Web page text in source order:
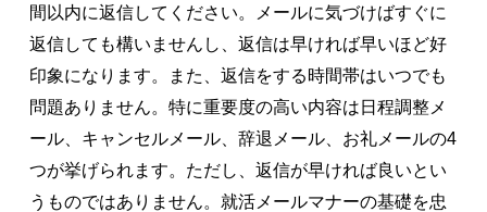
間以内に返信してください。メールに気づけばすぐに
返信しても構いませんし、返信は早ければ早いほど好
印象になります。また、返信をする時間帯はいつでも
問題ありません。特に重要度の高い内容は日程調整メ
ール、キャンセルメール、辞退メール、お礼メールの4
つが挙げられます。ただし、返信が早ければ良いとい
うものではありません。就活メールマナーの基礎を忠